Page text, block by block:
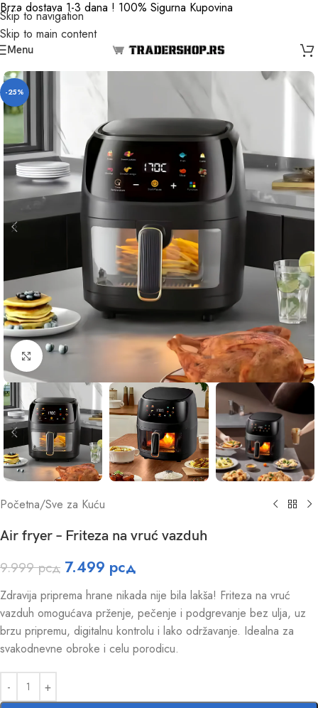
Skip to navigation
Skip to main content
Brza dostava 1-3 dana ! 100% Sigurna Kupovina
Menu
-25%
Click to enlarge
Početna/Sve za Kuću
Air fryer – Friteza na vruć vazduh
9.999рсд 7.499 рсд
Zdravija priprema hrane nikada nije bila lakša! Friteza na vruć
vazduh omogućava prženje, pečenje i podgrevanje bez ulja, uz
brzu pripremu, digitalnu kontrolu i lako održavanje. Idealna za
svakodnevne obroke i celu porodicu.